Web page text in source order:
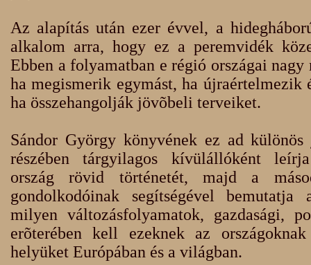
Az alapítás után ezer évvel, a
alkalom arra, hogy ez a peremvidék
Ebben a folyamatban e régió országai
ha megismerik egymást, ha
ha összehangolják jövõbeli terveiket.
Sándor György könyvének ez ad
részében tárgyilagos kívülállóként
ország rövid történetét, majd a
gondolkodóinak segítségével
milyen változásfolyamatok, gazdasági,
erõterében kell ezeknek az
helyüket Európában és a világban.